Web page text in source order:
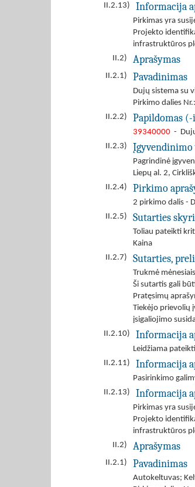
II.2.13)
Informacija
Pirkimas yra
Projekto
infrastruktūros
II.2)
Aprašymas
II.2.1) Pavadinimas
Dujų sistema su
Pirkimo dalies
II.2.2)
Papildomas
39340000 -
II.2.3)
Įgyvendinimo
Pagrindinė
Liepų al. 2,
II.2.4)
Pirkimo
2 pirkimo dalis -
II.2.5)
Sutarties
Toliau pateikti
Kaina
II.2.7)
Sutarties,
Trukmė
Ši sutartis gali
Pratęsimų
Tiekėjo prievolių
įsigaliojimo
II.2.10)
Informacija
Leidžiama
II.2.11)
Informacija
Pasirinkimo
II.2.13)
Informacija
Pirkimas yra
Projekto
infrastruktūros
II.2)
Aprašymas
II.2.1) Pavadinimas
Autokeltuvas;